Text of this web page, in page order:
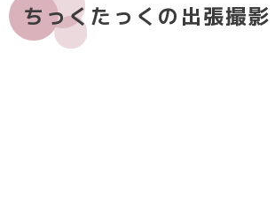
ちっくたっくの出張撮影